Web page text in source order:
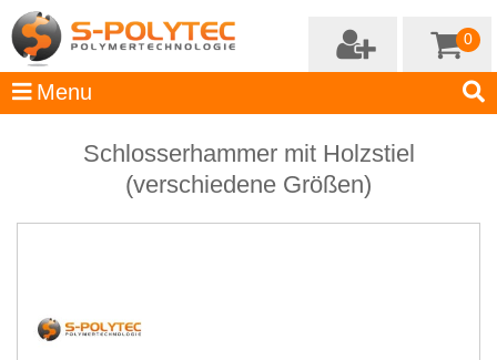
0
Schlosserhammer mit Holzstiel
(verschiedene Größen)